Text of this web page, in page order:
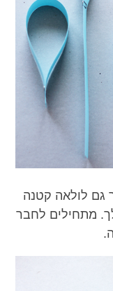
גם לולאה קטנה
מתחילים לחבר